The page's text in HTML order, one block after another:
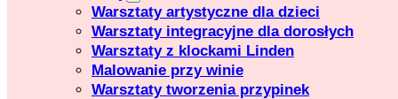
Warsztaty artystyczne dla dzieci
Warsztaty integracyjne dla dorosłych
Warsztaty z klockami Linden
Malowanie przy winie
Warsztaty tworzenia przypinek